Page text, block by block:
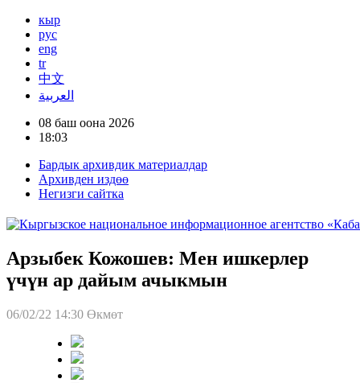
кыр
рус
eng
tr
中文
العربية
08 баш оона 2026
18:03
Бардык архивдик материалдар
Архивден издөө
Негизги сайтка
Арзыбек Кожошев: Мен ишкерлер
үчүн ар дайым ачыкмын
06/02/22 14:30 Өкмөт